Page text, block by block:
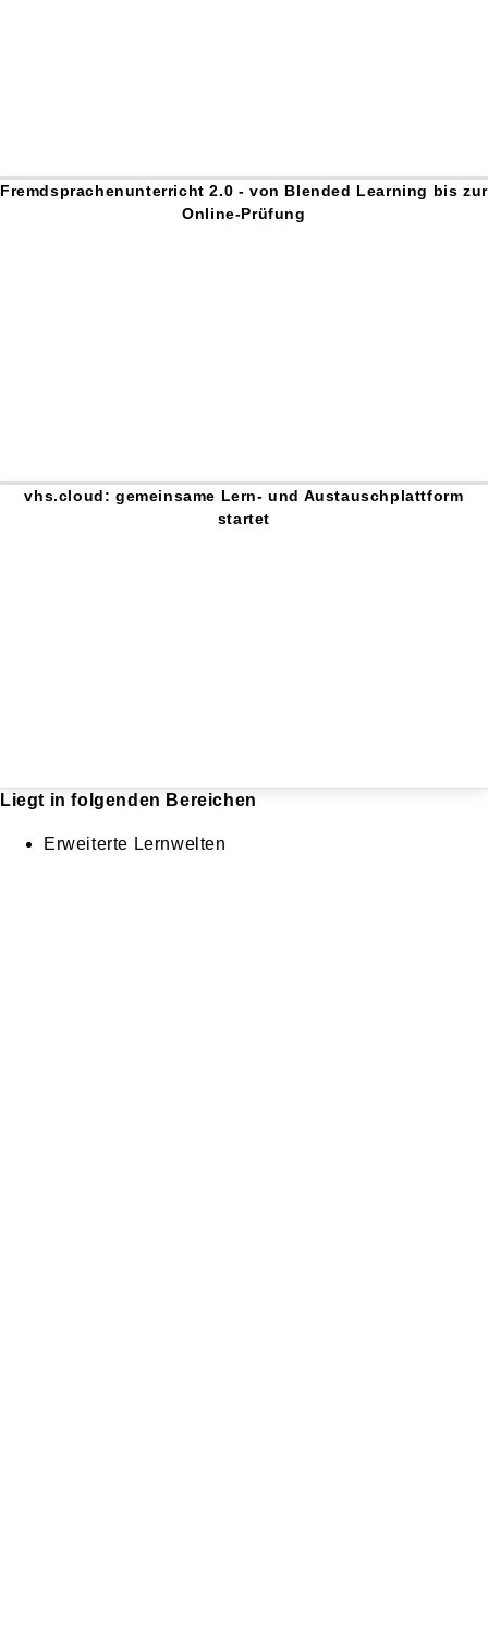
Fremdsprachenunterricht 2.0 - von Blended Learning bis zur
Online-Prüfung
vhs.cloud: gemeinsame Lern- und Austauschplattform
startet
Liegt in folgenden Bereichen
Erweiterte Lernwelten